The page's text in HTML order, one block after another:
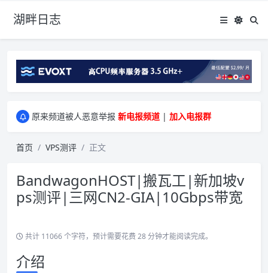
湖畔日志
greenwebpage|香港|日本|新加坡|美国等多地vps测评|移动直连|1Gbps带宽|年付€29
首页
VPS测评 正文
BandwagonHOST|搬瓦工|新加坡v
ps测评|三网CN2-GIA|10Gbps带宽
共计 11066 个字符，预计需要花费 28 分钟才能阅读完成。
介绍